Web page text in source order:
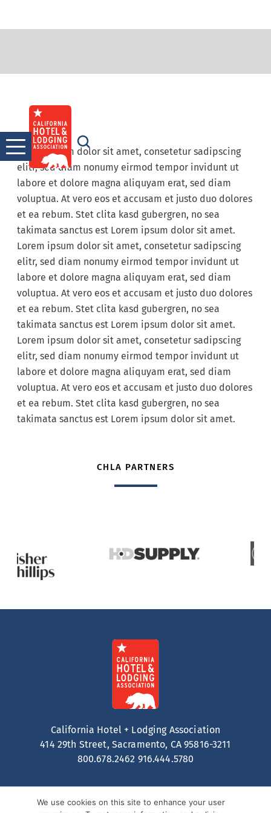
content
john Doe
Lorem ipsum dolor sit amet, consetetur sadipscing
elitr, sed diam nonumy eirmod tempor invidunt ut
labore et dolore magna aliquyam erat, sed diam
voluptua. At vero eos et accusam et justo duo dolores
et ea rebum. Stet clita kasd gubergren, no sea
takimata sanctus est Lorem ipsum dolor sit amet.
Lorem ipsum dolor sit amet, consetetur sadipscing
elitr, sed diam nonumy eirmod tempor invidunt ut
labore et dolore magna aliquyam erat, sed diam
voluptua. At vero eos et accusam et justo duo dolores
et ea rebum. Stet clita kasd gubergren, no sea
takimata sanctus est Lorem ipsum dolor sit amet.
Lorem ipsum dolor sit amet, consetetur sadipscing
elitr, sed diam nonumy eirmod tempor invidunt ut
labore et dolore magna aliquyam erat, sed diam
voluptua. At vero eos et accusam et justo duo dolores
et ea rebum. Stet clita kasd gubergren, no sea
takimata sanctus est Lorem ipsum dolor sit amet.
CHLA PARTNERS
California Hotel + Lodging Association
414 29th Street, Sacramento, CA 95816-3211
800.678.2462 916.444.5780
We use cookies on this site to enhance your user